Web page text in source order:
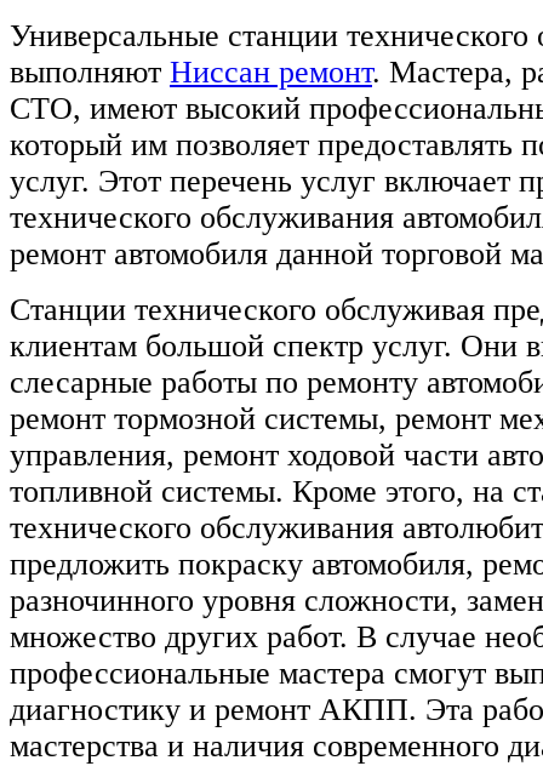
Универсальные станции
выполняют Ниссан ремонт. Мастера,
СТО, имеют высокий
который им позволяет предоставлять
услуг. Этот перечень услуг включает
технического обслуживания
ремонт автомобиля данной торговой
Станции технического обслуживая
клиентам большой спектр услуг. Они
слесарные работы по ремонту
ремонт тормозной системы, ремонт
управления, ремонт ходовой части
топливной системы. Кроме этого, на
технического обслуживания
предложить покраску автомобиля,
разночинного уровня сложности,
множество других работ. В случае
профессиональные мастера смогут
диагностику и ремонт АКПП. Эта
мастерства и наличия современного